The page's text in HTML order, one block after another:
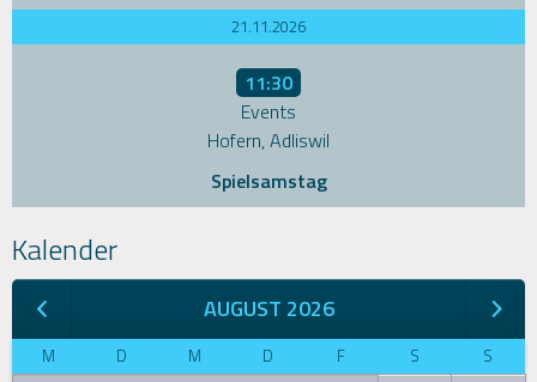
21.11.2026
11:30
Events
Hofern, Adliswil
Spielsamstag
Kalender
AUGUST 2026
M D M D F S S